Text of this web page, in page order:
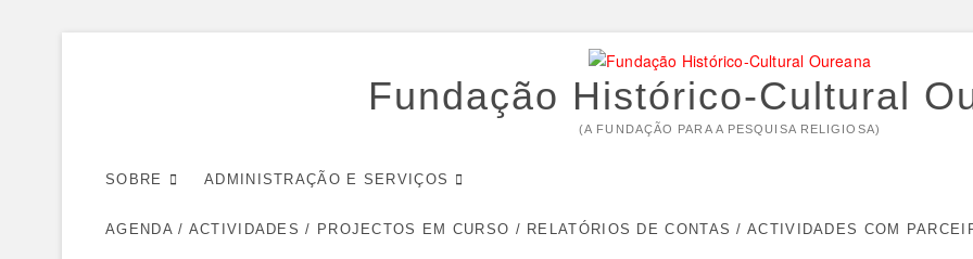
Fundação Histórico-Cultural
(A FUNDAÇÃO PARA A PESQUISA RELIGIOSA)
SOBRE ADMINISTRAÇÃO E SERVIÇOS
AGENDA / ACTIVIDADES / PROJECTOS EM CURSO / RELATÓRIOS DE CONTAS / ACTIVIDADES COM